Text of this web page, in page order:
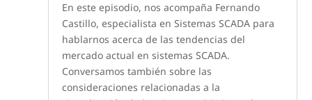
En este episodio, nos acompaña Fernando
Castillo, especialista en Sistemas SCADA para
hablarnos acerca de las tendencias del
mercado actual en sistemas SCADA.
Conversamos también sobre las
consideraciones relacionadas a la